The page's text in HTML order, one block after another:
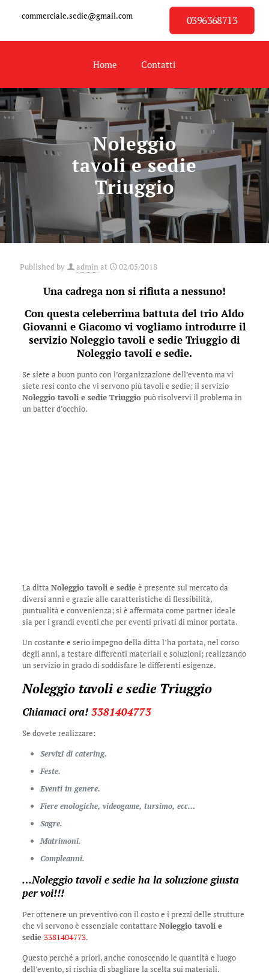
commerciale.sedie@gmail.com 0396368713
Home Contatti
Noleggio
tavoli e sedie
Triuggio
Published by admin at 02/05/2018
Una cadrega non si rifiuta a nessuno!
Con questa celeberrima battuta del trio Aldo
Giovanni e Giacomo vi vogliamo introdurre il
servizio Noleggio tavoli e sedie Triuggio di
Noleggio tavoli e sedie.
Se siete a buon punto con l’organizzazione dell’evento ma vi
siete resi conto che vi servono più tavoli e sedie; il servizio
Noleggio tavoli e sedie Triuggio può risolvervi il problema in
un batter d’occhio.
La ditta Noleggio tavoli e sedie è presente sul mercato da
diversi anni e grazie alle caratteristiche di flessibilità,
puntualità e convenienza; si è affermata come partner ideale
sia per i grandi eventi che per eventi privati di minor portata.
Un costante e serio impegno della ditta l’ha portata, nel corso
degli anni, a testare differenti materiali e soluzioni; realizzando
un servizio in grado di soddisfare le differenti esigenze.
Noleggio tavoli e sedie Triuggio
Chiamaci ora! 3381404773
Se dovete realizzare:
Servizi di catering.
Feste.
Eventi in genere.
Fiere enologiche, videogame, tursimo, ecc…
Sagre.
Matrimoni.
Compleanni.
…Noleggio tavoli e sedie ha la soluzione giusta
per voi!!!
Per ottenere un preventivo con il costo e i prezzi delle strutture
che vi servono è essenziale contattare Noleggio tavoli e
sedie 3381404773.
Questo perché a priori, anche conoscendo le quantità e luogo
dell’evento, si rischia di sbagliare la scelta sui materiali.